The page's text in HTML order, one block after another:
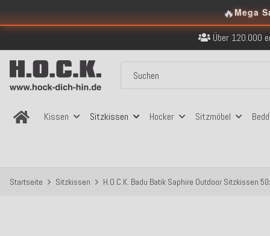
🔥Mega
Kostenloser Versand
Über 120.000
Sicher
Kostenloser Versand
Kissen
Sitzkissen Hocker Sitzmöbel
Startseite Sitzkissen H.O.C.K. Badu Batik Saphire Outdoor Sitzkissen